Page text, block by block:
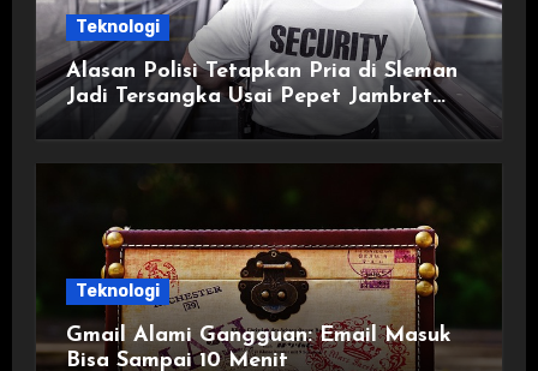
Teknologi
Alasan Polisi Tetapkan Pria di Sleman
Jadi Tersangka Usai Pepet Jambret
demi Lindungi Istri
Teknologi
Gmail Alami Gangguan: Email Masuk
Bisa Sampai 10 Menit